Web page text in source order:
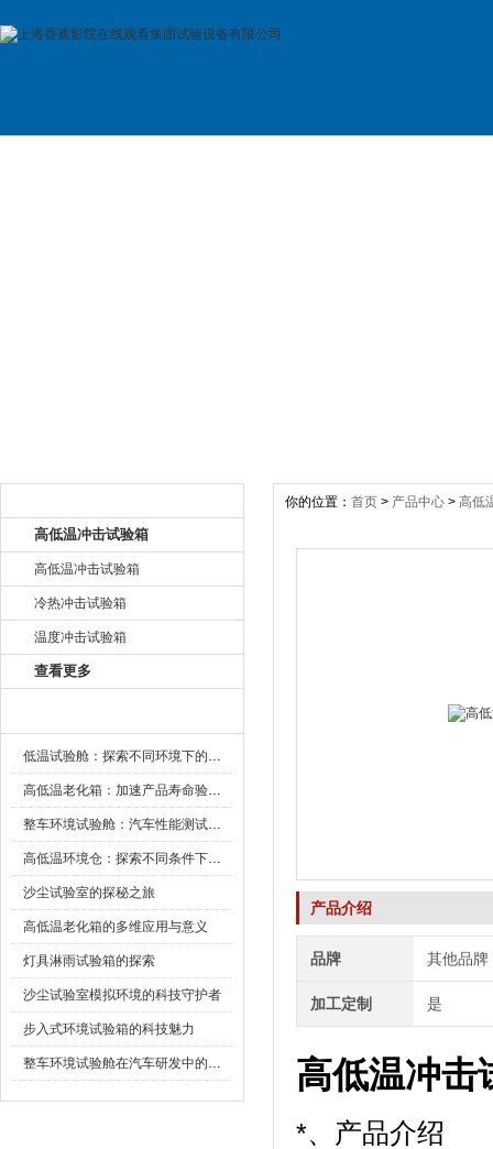
高低温冲击试验箱
高低温冲击试验箱
冷热冲击试验箱
温度冲击试验箱
查看更多
低温试验舱：探索不同环境下的科技边界
高低温老化箱：加速产品寿命验证的可靠伙伴
整车环境试验舱：汽车性能测试的设备
高低温环境仓：探索不同条件下的科学奥秘
沙尘试验室的探秘之旅
高低温老化箱的多维应用与意义
灯具淋雨试验箱的探索
沙尘试验室模拟环境的科技守护者
步入式环境试验箱的科技魅力
整车环境试验舱在汽车研发中的作用
你的位置： 首页 > 产品中心 > 高低
产品介绍
品牌 其他品牌
加工定制 是
高低温冲击
*、产品介绍